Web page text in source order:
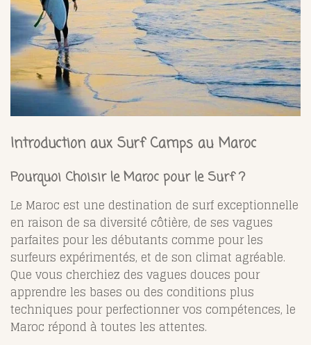
Introduction aux Surf Camps au Maroc
Pourquoi Choisir le Maroc pour le Surf ?
Le Maroc est une destination de surf exceptionnelle
en raison de sa diversité côtière, de ses vagues
parfaites pour les débutants comme pour les
surfeurs expérimentés, et de son climat agréable.
Que vous cherchiez des vagues douces pour
apprendre les bases ou des conditions plus
techniques pour perfectionner vos compétences, le
Maroc répond à toutes les attentes.